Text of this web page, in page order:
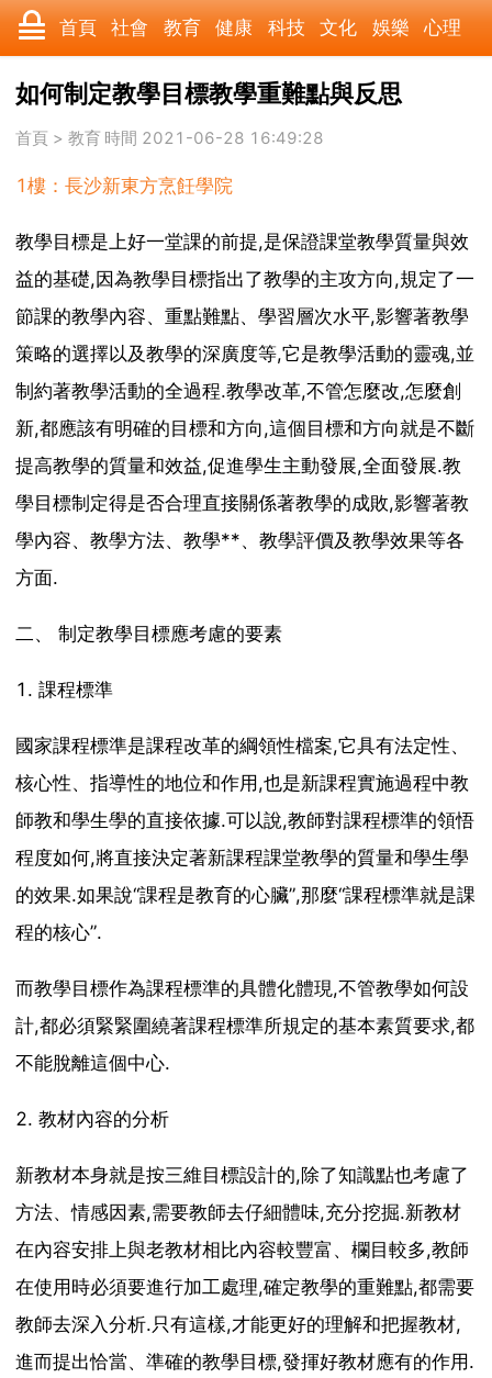
首頁 社會 教育 健康 科技 文化 娛樂 心理
數碼 汽車 美食 遊戲 時尚 家居 財經
科學 育兒 職場 歷史 體育 寵物
收藏 國際 軍事 電影
如何制定教學目標教學重難點與反思
首頁 > 教育 時間 2021-06-28 16:49:28
1樓：長沙新東方烹飪學院
教學目標是上好一堂課的前提,是保證課堂教學質量與效
益的基礎,因為教學目標指出了教學的主攻方向,規定了一
節課的教學內容、重點難點、學習層次水平,影響著教學
策略的選擇以及教學的深廣度等,它是教學活動的靈魂,並
制約著教學活動的全過程.教學改革,不管怎麼改,怎麼創
新,都應該有明確的目標和方向,這個目標和方向就是不斷
提高教學的質量和效益,促進學生主動發展,全面發展.教
學目標制定得是否合理直接關係著教學的成敗,影響著教
學內容、教學方法、教學**、教學評價及教學效果等各
方面.
二、 制定教學目標應考慮的要素
1. 課程標準
國家課程標準是課程改革的綱領性檔案,它具有法定性、
核心性、指導性的地位和作用,也是新課程實施過程中教
師教和學生學的直接依據.可以說,教師對課程標準的領悟
程度如何,將直接決定著新課程課堂教學的質量和學生學
的效果.如果說“課程是教育的心臟”,那麼“課程標準就是課
程的核心”.
而教學目標作為課程標準的具體化體現,不管教學如何設
計,都必須緊緊圍繞著課程標準所規定的基本素質要求,都
不能脫離這個中心.
2. 教材內容的分析
新教材本身就是按三維目標設計的,除了知識點也考慮了
方法、情感因素,需要教師去仔細體味,充分挖掘.新教材
在內容安排上與老教材相比內容較豐富、欄目較多,教師
在使用時必須要進行加工處理,確定教學的重難點,都需要
教師去深入分析.只有這樣,才能更好的理解和把握教材,
進而提出恰當、準確的教學目標,發揮好教材應有的作用.